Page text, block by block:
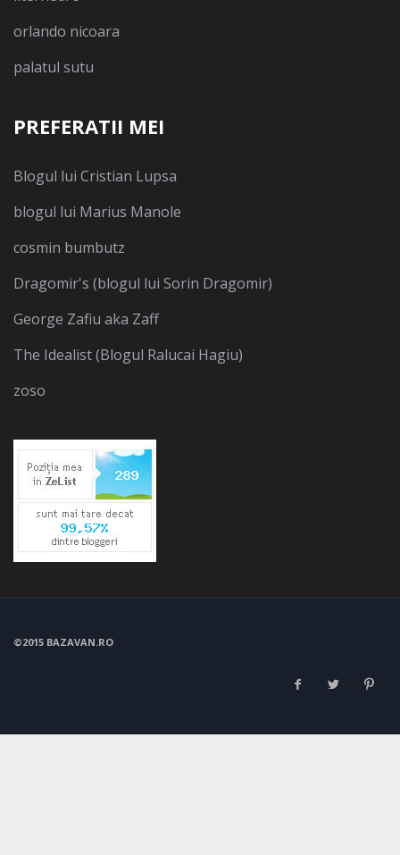
orlando nicoara
palatul sutu
PREFERATII MEI
Blogul lui Cristian Lupsa
blogul lui Marius Manole
cosmin bumbutz
Dragomir's (blogul lui Sorin Dragomir)
George Zafiu aka Zaff
The Idealist (Blogul Ralucai Hagiu)
zoso
©2015 BAZAVAN.RO